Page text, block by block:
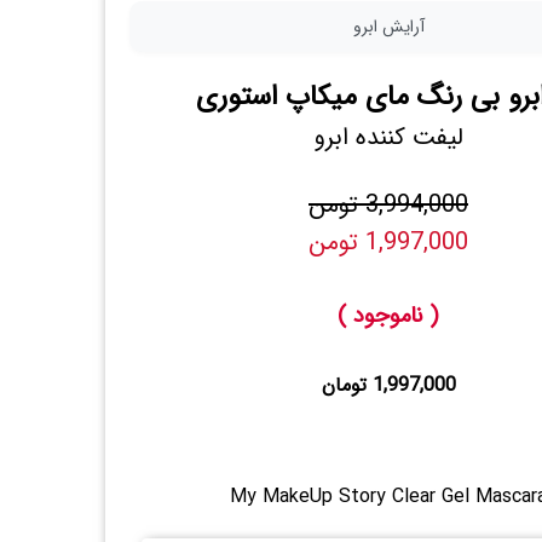
آرایش ابرو
بی رنگ مای میکاپ استوری
لیفت کننده ابرو
3,994,000 تومن
1,997,000 تومن
( ناموجود )
1,997,000 تومان
My MakeUp Story Clear Gel